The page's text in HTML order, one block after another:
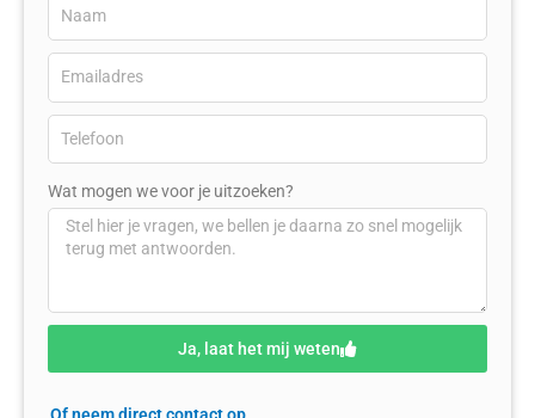
Wat mogen we voor je uitzoeken?
Ja, laat het mij weten